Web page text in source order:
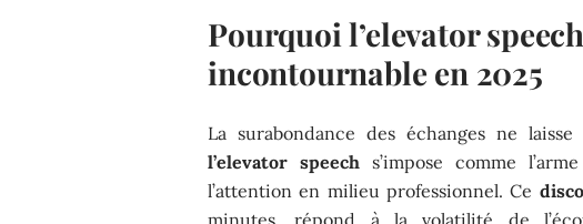
Pourquoi l’elevator
incontournable en 2025
La surabondance des échanges ne
l’elevator speech s’impose comme
l’attention en milieu professionnel. Ce
minutes, répond à la volatilité de